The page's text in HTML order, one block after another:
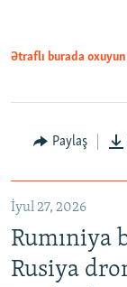
Ətraflı burada oxuyun
Paylaş
İyul 27, 2026
Rumıniya
Rusiya